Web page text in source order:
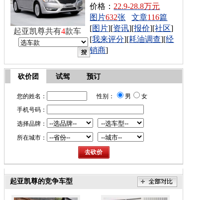
价格： 22.9-28.8万元
图片632张 文章116篇
[图片][资讯][报价][社区]
[我来评分][耗油调查][经
销商]
起亚凯尊共有4款车
砍价团 试驾 预订
您的姓名： 性别： 男
女
手机号码：
选择品牌：
所在城市：
起亚凯尊的竞争车型